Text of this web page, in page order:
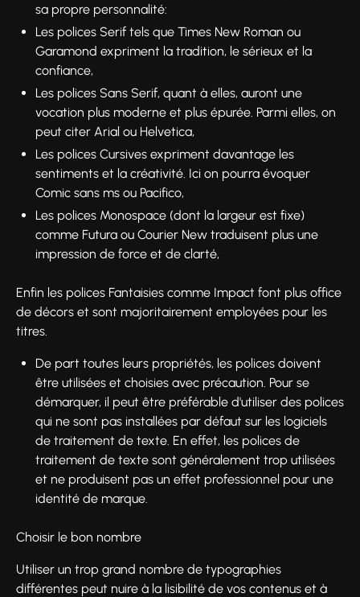
sa propre personnalité:
Les polices Serif tels que Times New Roman ou
Garamond expriment la tradition, le sérieux et la
confiance,
Les polices Sans Serif, quant à elles, auront une
vocation plus moderne et plus épurée. Parmi elles, on
peut citer Arial ou Helvetica,
Les polices Cursives expriment davantage les
sentiments et la créativité. Ici on pourra évoquer
Comic sans ms ou Pacifico,
Les polices Monospace (dont la largeur est fixe)
comme Futura ou Courier New traduisent plus une
impression de force et de clarté,
Enfin les polices Fantaisies comme Impact font plus office
de décors et sont majoritairement employées pour les
titres.
De part toutes leurs propriétés, les polices doivent
être utilisées et choisies avec précaution. Pour se
démarquer, il peut être préférable d'utiliser des polices
qui ne sont pas installées par défaut sur les logiciels
de traitement de texte. En effet, les polices de
traitement de texte sont généralement trop utilisées
et ne produisent pas un effet professionnel pour une
identité de marque.
Choisir le bon nombre
Utiliser un trop grand nombre de typographies
différentes peut nuire à la lisibilité de vos contenus et à